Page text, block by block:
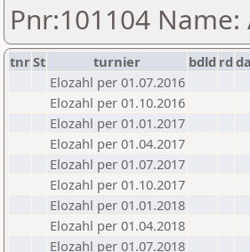
Pnr:101104
tnrSt turnier bdld rd
Elozahl per 01.07.2016
Elozahl per 01.10.2016
Elozahl per 01.01.2017
Elozahl per 01.04.2017
Elozahl per 01.07.2017
Elozahl per 01.10.2017
Elozahl per 01.01.2018
Elozahl per 01.04.2018
Elozahl per 01.07.2018